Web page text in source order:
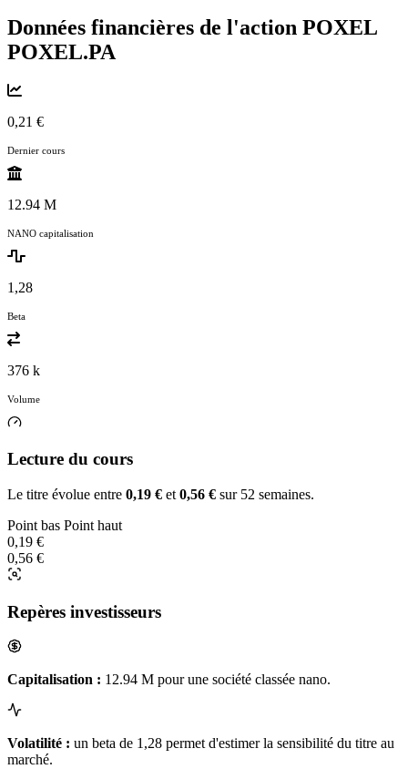
Données financières de l'action POXEL
POXEL.PA
0,21 €
Dernier cours
12.94 M
NANO capitalisation
1,28
Beta
376 k
Volume
Lecture du cours
Le titre évolue entre 0,19 € et 0,56 € sur 52 semaines.
Point bas Point haut
0,19 €
0,56 €
Repères investisseurs
Capitalisation : 12.94 M pour une société classée nano.
Volatilité : un beta de 1,28 permet d'estimer la sensibilité du titre au
marché.